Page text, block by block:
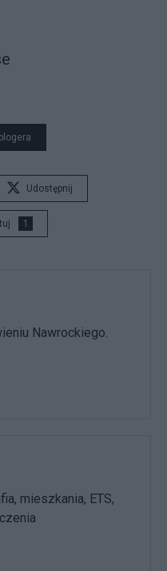
Udostępnij
1
Nawrockiego.
mieszkania, ETS,